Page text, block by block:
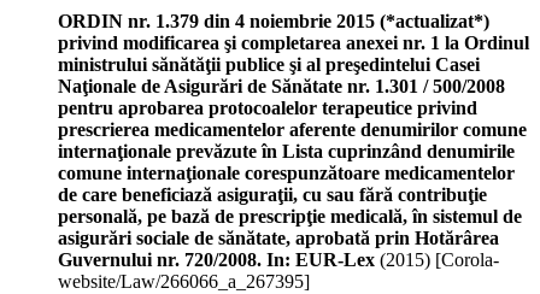
ORDIN nr. 1.379 din 4 noiembrie 2015 (*actualizat*)
privind modificarea şi completarea anexei nr. 1 la Ordinul
ministrului sănătăţii publice şi al preşedintelui Casei
Naţionale de Asigurări de Sănătate nr. 1.301 / 500/2008
pentru aprobarea protocoalelor terapeutice privind
prescrierea medicamentelor aferente denumirilor comune
internaţionale prevăzute în Lista cuprinzând denumirile
comune internaţionale corespunzătoare medicamentelor
de care beneficiază asiguraţii, cu sau fără contribuţie
personală, pe bază de prescripţie medicală, în sistemul de
asigurări sociale de sănătate, aprobată prin Hotărârea
Guvernului nr. 720/2008. In: EUR-Lex (2015) [Corola-
website/Law/266066_a_267395]